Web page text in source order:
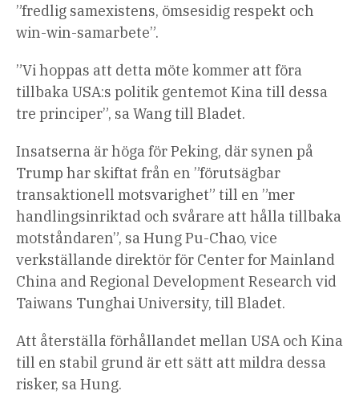
”fredlig samexistens, ömsesidig respekt och
win-win-samarbete”.
”Vi hoppas att detta möte kommer att föra
tillbaka USA:s politik gentemot Kina till dessa
tre principer”, sa Wang till Bladet.
Insatserna är höga för Peking, där synen på
Trump har skiftat från en ”förutsägbar
transaktionell motsvarighet” till en ”mer
handlingsinriktad och svårare att hålla tillbaka
motståndaren”, sa Hung Pu-Chao, vice
verkställande direktör för Center for Mainland
China and Regional Development Research vid
Taiwans Tunghai University, till Bladet.
Att återställa förhållandet mellan USA och Kina
till en stabil grund är ett sätt att mildra dessa
risker, sa Hung.